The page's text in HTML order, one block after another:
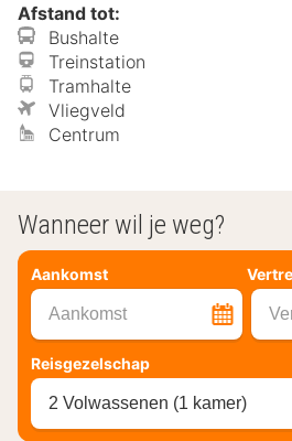
Afstand tot:
Bushalte
Treinstation
Tramhalte
Vliegveld
Centrum
Wanneer wil je weg?
Aankomst
Aankomst
Reisgezelschap
2 Volwassenen (1 kamer)